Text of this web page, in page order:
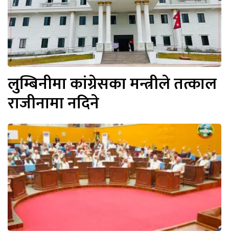
लुम्बिनीमा कांग्रेसका मन्त्रीले तत्काल
राजीनामा नदिने